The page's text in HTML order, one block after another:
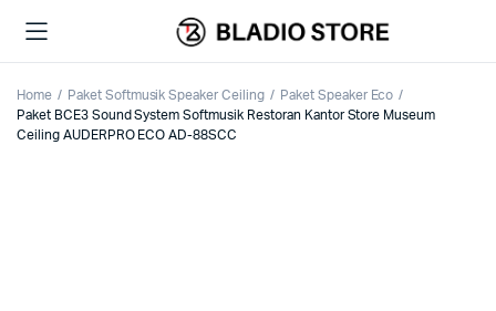
Home Paket Softmusik Speaker Ceiling
Paket Speaker Eco
Paket BCE3 Sound System Softmusik Restoran Kantor Store Museum
Ceiling AUDERPRO ECO AD-88SCC